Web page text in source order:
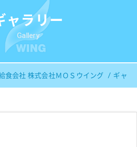
ャラリー
Gallery
食会社 株式会社ＭＯＳウイング ギャラ